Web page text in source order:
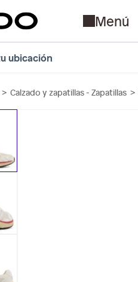
Menú
ubicación
Calzado y zapatillas - Zapatillas